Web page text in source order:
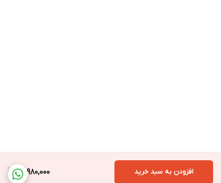
31,980,000 افزودن به سبد خرید